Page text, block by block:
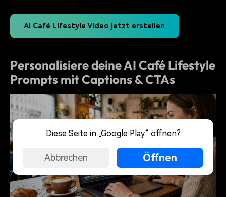
AI Café Lifestyle Video jetzt erstellen
Personalisiere deine AI Café Lifestyle
Prompts mit Captions & CTAs
Diese Seite in „Google Play“ öffnen?
Abbrechen Öffnen